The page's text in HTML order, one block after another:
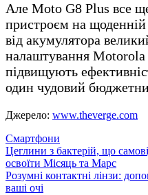
Але Moto G8 Plus все
пристроєм на
від акумулятора
налаштування
підвищують
один чудовий
Джерело: www.theverge.com
Смартфони
Навігація
записів
Цеглини з бактерій, що
освоїти Місяць та Марс
Розумні контактні лінзи:
ваші очі